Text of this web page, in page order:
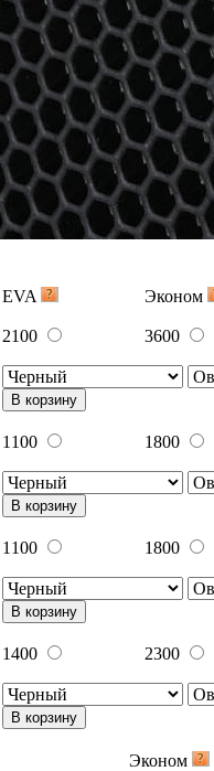
EVA
Эконом
2100 3600
В корзину
1100 1800
В корзину
1100 1800
В корзину
1400 2300
В корзину
Эконом